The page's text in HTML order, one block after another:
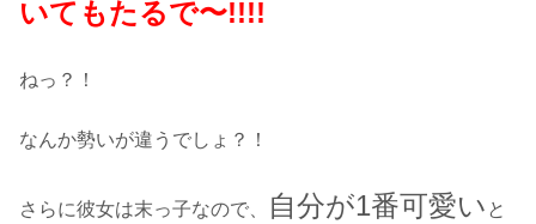
いてもたるで〜!!!!
ねっ？！
なんか勢いが違うでしょ？！
さらに彼女は末っ子なので、 自分が1番可愛い と